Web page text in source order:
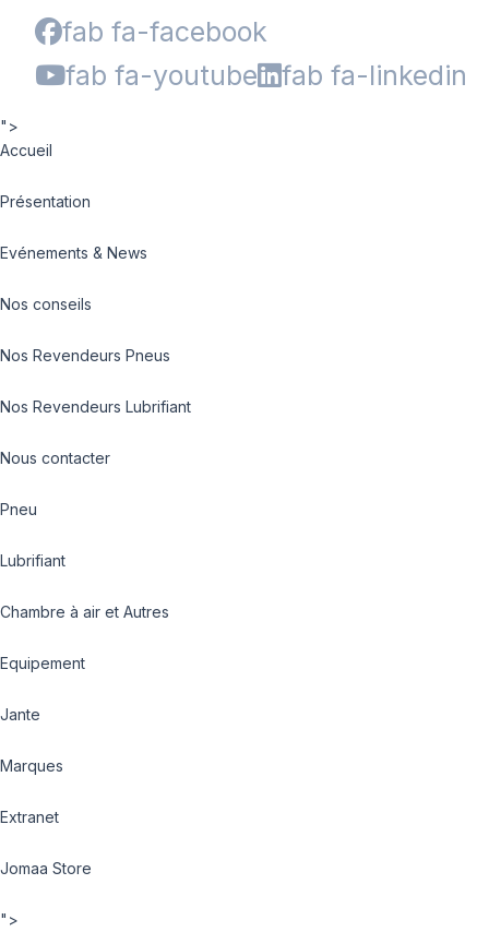
fab fa-facebook
fab fa-youtube
fab fa-linkedin
">
Accueil
Présentation
Evénements & News
Nos conseils
Nos Revendeurs Pneus
Nos Revendeurs Lubrifiant
Nous contacter
Pneu
Lubrifiant
Chambre à air et Autres
Equipement
Jante
Marques
Extranet
Jomaa Store
">